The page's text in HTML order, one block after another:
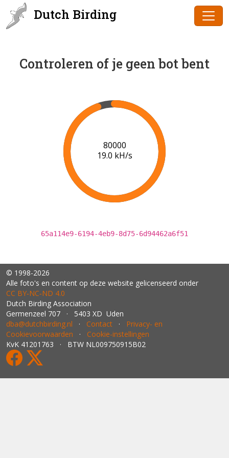
Dutch Birding
Controleren of je geen bot bent
82000
18.9 kH/s
65a114e9-6194-4eb9-8d75-6d94462a6f51
© 1998-2026
Alle foto's en content op deze website gelicenseerd onder
CC BY‑NC‑ND 4.0
Dutch Birding Association
Germenzeel 707 · 5403 XD Uden
dba@dutchbirding.nl · Contact · Privacy- en
Cookievoorwaarden · Cookie-instellingen
KvK 41201763 · BTW NL009750915B02